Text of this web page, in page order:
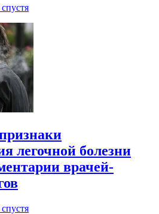
легочной болезни
врачей-